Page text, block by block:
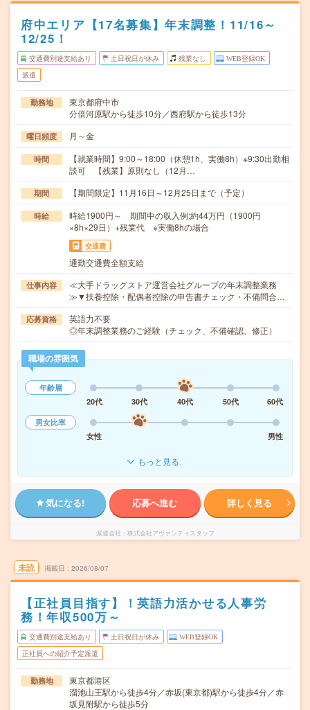
府中エリア【17名募集】年末調整！11/16～
12/25！
交通費別途支給あり 土日祝日が休み 残業なし WEB登録OK
派遣
勤務地
東京都府中市
分倍河原駅から徒歩10分／西府駅から徒歩13分
曜日頻度 月～金
時間
【就業時間】9:00～18:00（休憩1h、実働8h）※9:30出勤相
談可 【残業】原則なし（12月…
期間 【期間限定】11月16日～12月25日まで（予定）
時給
時給1900円～ 期間中の収入例:約44万円（1900円
×8h×29日）+残業代 ※実働8hの場合
交通費
通勤交通費全額支給
仕事内容
≪大手ドラッグストア運営会社グループの年末調整業務
≫▼扶養控除・配偶者控除の申告書チェック・不備問合…
応募資格
英語力不要
◎年末調整業務のご経験（チェック、不備確認、修正）
職場の雰囲気
年齢層
20代
30代 40代 50代
60代
男女比率
女性
男性
もっと見る
気になる! 応募へ進む 詳しく見る
派遣会社 株式会社アヴァンティスタッフ
未読 掲載日 2026/08/07
【正社員目指す】！英語力活かせる人事労
務！年収500万～
交通費別途支給あり 土日祝日が休み WEB登録OK
正社員への紹介予定派遣
勤務地
東京都港区
溜池山王駅から徒歩4分／赤坂(東京都)駅から徒歩4分／赤
坂見附駅から徒歩5分